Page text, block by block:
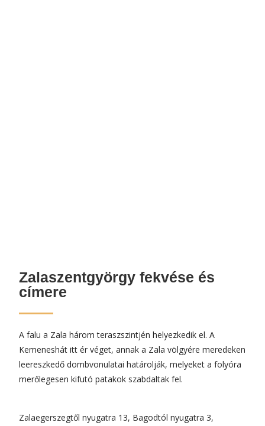
Zalaszentgyörgy fekvése és
címere
A falu a Zala három teraszszintjén helyezkedik el. A
Kemeneshát itt ér véget, annak a Zala völgyére meredeken
leereszkedő dombvonulatai határolják, melyeket a folyóra
merőlegesen kifutó patakok szabdaltak fel.
Zalaegerszegtől nyugatra 13, Bagodtól nyugatra 3,